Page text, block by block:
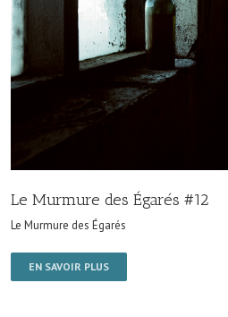
Le Murmure des Égarés #12
Le Murmure des Égarés
EN SAVOIR PLUS